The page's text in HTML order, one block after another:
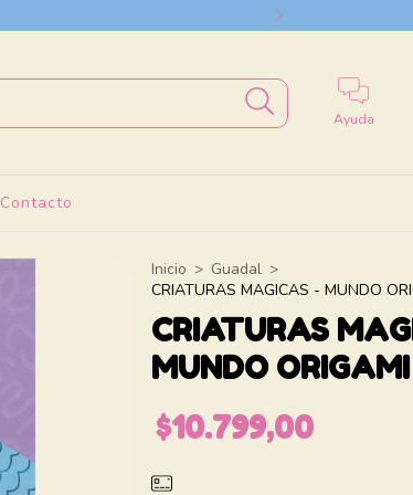
Ayuda
Contacto
Inicio > Guadal >
CRIATURAS MAGICAS - MUNDO
CRIATURAS
MUNDO ORIGAMI
$10.799,00